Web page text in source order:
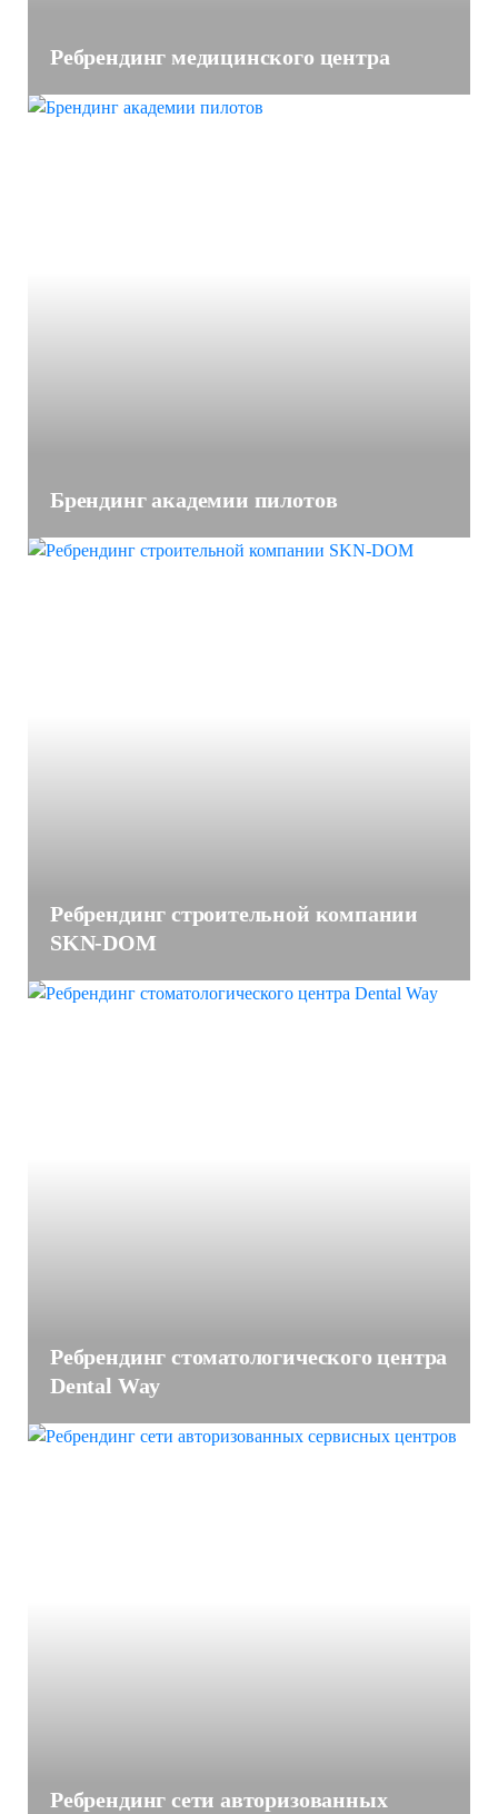
Ребрендинг медицинского центра
Брендинг академии пилотов
Ребрендинг строительной компании
SKN-DOM
Ребрендинг стоматологического центра
Dental Way
Ребрендинг сети авторизованных